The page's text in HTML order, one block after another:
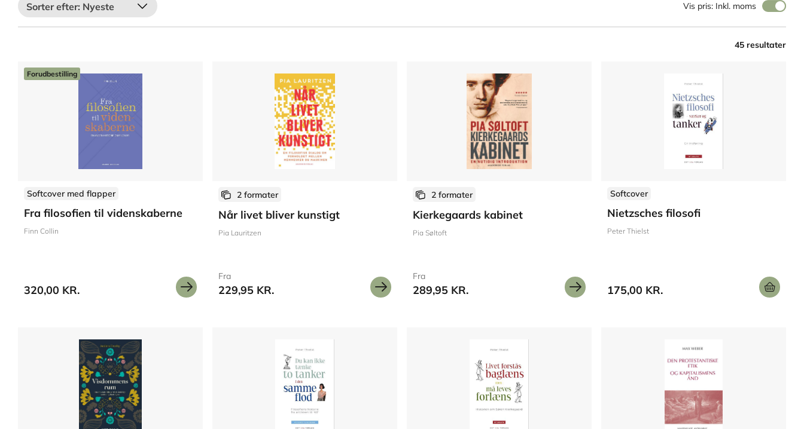
Nyeste Vis pris: Inkl. moms
45 resultater
Softcover med flapper
Fra filosofien til videnskaberne
Finn Collin
320,00 KR.
Forudbestilling
2 formater
Når livet bliver kunstigt
Pia Lauritzen
Fra
229,95 KR.
2 formater
Kierkegaards kabinet
Pia Søltoft
Fra
289,95 KR.
Softcover
Nietzsches filosofi
Peter Thielst
175,00 KR.